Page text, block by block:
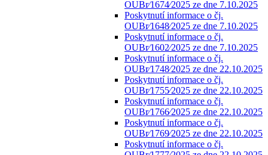
OUBr⁄1674⁄2025 ze dne 7.10.2025
Poskytnutí informace o čj.
OUBr⁄1648⁄2025 ze dne 7.10.2025
Poskytnutí informace o čj.
OUBr⁄1602⁄2025 ze dne 7.10.2025
Poskytnutí informace o čj.
OUBr⁄1748⁄2025 ze dne 22.10.2025
Poskytnutí informace o čj.
OUBr⁄1755⁄2025 ze dne 22.10.2025
Poskytnutí informace o čj.
OUBr⁄1766⁄2025 ze dne 22.10.2025
Poskytnutí informace o čj.
OUBr⁄1769⁄2025 ze dne 22.10.2025
Poskytnutí informace o čj.